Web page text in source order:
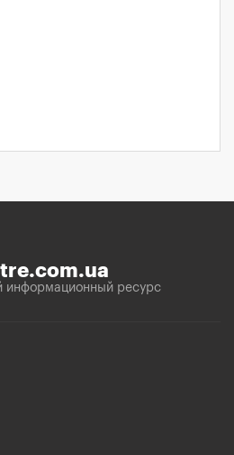
информационный ресурс